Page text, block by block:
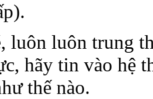
luôn luôn trung
hãy tin vào hệ
thế nào.